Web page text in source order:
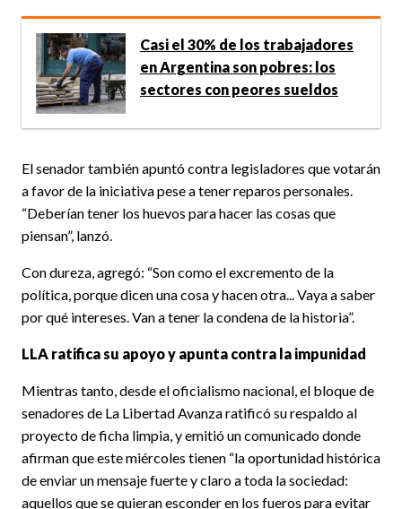
Casi el 30% de los trabajadores
en Argentina son pobres: los
sectores con peores sueldos
El senador también apuntó contra legisladores que votarán
a favor de la iniciativa pese a tener reparos personales.
“Deberían tener los huevos para hacer las cosas que
piensan”, lanzó.
Con dureza, agregó: “Son como el excremento de la
política, porque dicen una cosa y hacen otra... Vaya a saber
por qué intereses. Van a tener la condena de la historia”.
LLA ratifica su apoyo y apunta contra la impunidad
Mientras tanto, desde el oficialismo nacional, el bloque de
senadores de La Libertad Avanza ratificó su respaldo al
proyecto de ficha limpia, y emitió un comunicado donde
afirman que este miércoles tienen “la oportunidad histórica
de enviar un mensaje fuerte y claro a toda la sociedad:
aquellos que se quieran esconder en los fueros para evitar